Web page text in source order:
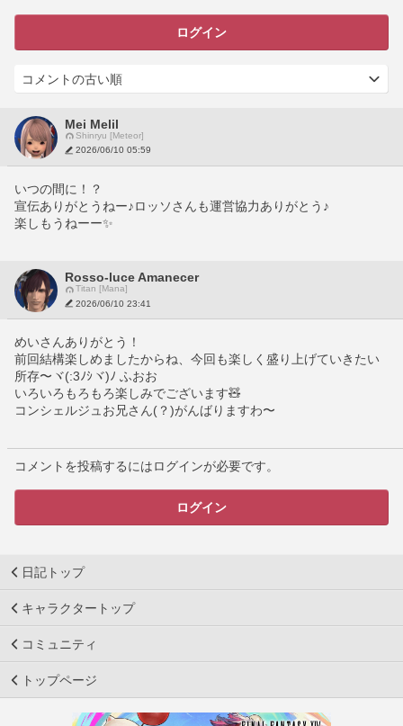
ログイン
Mei Melil
Shinryu [Meteor]
2026/06/10 05:59
いつの間に！？
宣伝ありがとうねー♪ロッソさんも運営協力ありがとう♪
楽しもうねーー✨
Rosso-luce Amanecer
Titan [Mana]
2026/06/10 23:41
めいさんありがとう！
前回結構楽しめましたからね、今回も楽しく盛り上げていきたい
所存〜ヾ(:3ﾉｼヾ)ﾉ ふおお
いろいろもろもろ楽しみでございます🧸
コンシェルジュお兄さん(？)がんばりますわ〜
コメントを投稿するにはログインが必要です。
ログイン
日記トップ
キャラクタートップ
コミュニティ
トップページ